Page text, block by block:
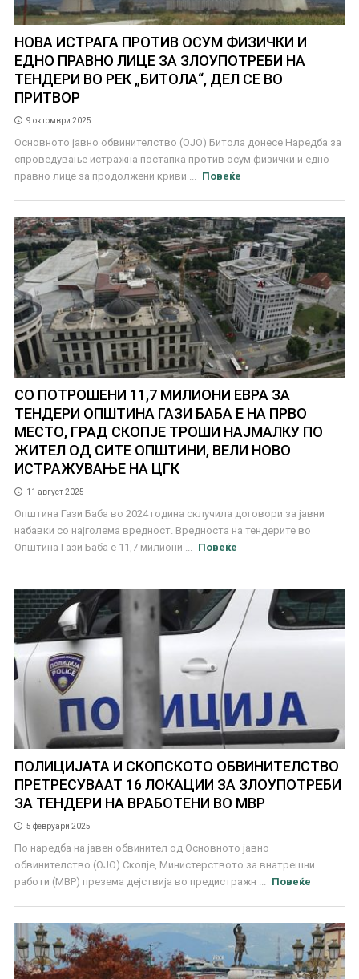
НОВА ИСТРАГА ПРОТИВ ОСУМ ФИЗИЧКИ И
ЕДНО ПРАВНО ЛИЦЕ ЗА ЗЛОУПОТРЕБИ НА
ТЕНДЕРИ ВО РЕК „БИТОЛА“, ДЕЛ СЕ ВО
ПРИТВОР
9 октомври 2025
Основното јавно обвинителство (ОЈО) Битола донесе Наредба за
спроведување истражна постапка против осум физички и едно
правно лице за продолжени криви ...
Повеќе
СО ПОТРОШЕНИ 11,7 МИЛИОНИ ЕВРА ЗА
ТЕНДЕРИ ОПШТИНА ГАЗИ БАБА Е НА ПРВО
МЕСТО, ГРАД СКОПЈЕ ТРОШИ НАЈМАЛКУ ПО
ЖИТЕЛ ОД СИТЕ ОПШТИНИ, ВЕЛИ НОВО
ИСТРАЖУВАЊЕ НА ЦГК
11 август 2025
Општина Гази Баба во 2024 година склучила договори за јавни
набавки со најголема вредност. Вредноста на тендерите во
Општина Гази Баба е 11,7 милиони ...
Повеќе
ПОЛИЦИЈАТА И СКОПСКОТО ОБВИНИТЕЛСТВО
ПРЕТРЕСУВААТ 16 ЛОКАЦИИ ЗА ЗЛОУПОТРЕБИ
ЗА ТЕНДЕРИ НА ВРАБОТЕНИ ВО МВР
5 февруари 2025
По наредба на јавен обвинител од Основното јавно
обвинителство (ОЈО) Скопје, Министерството за внатрешни
работи (МВР) презема дејствија во предистражн ...
Повеќе